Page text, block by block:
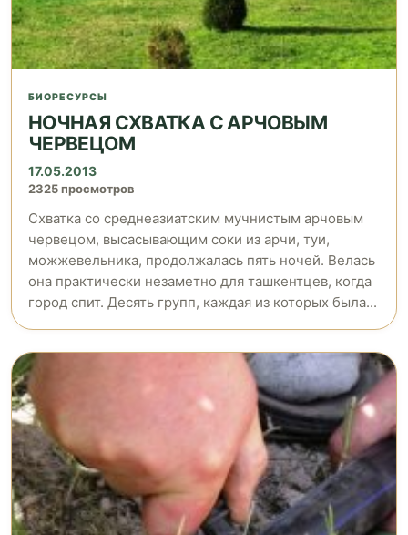
БИОРЕСУРСЫ
НОЧНАЯ СХВАТКА С АРЧОВЫМ
ЧЕРВЕЦОМ
17.05.2013
2325 просмотров
Схватка со среднеазиатским мучнистым арчовым
червецом, высасывающим соки из арчи, туи,
можжевельника, продолжалась пять ночей. Велась
она практически незаметно для ташкентцев, когда
город спит. Десять групп, каждая из которых была...